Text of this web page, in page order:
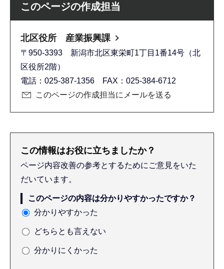
このページの作成担当
北区役所 産業振興課
〒950-3393 新潟市北区東栄町1丁目1番14号（北
区役所2階）
電話：025-387-1356 FAX：025-384-6712
このページの作成担当にメールを送る
この情報はお役に立ちましたか？
ページ内容改善の参考とするためにご意見をいた
だいています。
このページの内容は分かりやすかったですか？
分かりやすかった
どちらとも言えない
分かりにくかった